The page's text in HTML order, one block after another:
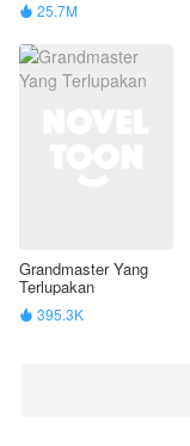
 25.7M
Grandmaster Yang
Terlupakan
 395.3K